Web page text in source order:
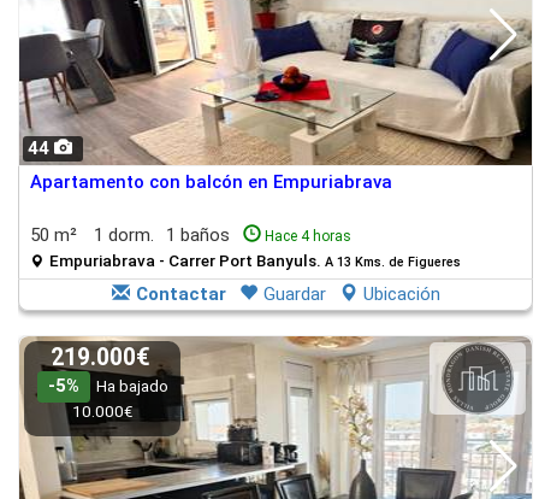
44
Apartamento con balcón en Empuriabrava
50 m² 1 dorm. 1 baños Hace 4 horas
Empuriabrava - Carrer Port Banyuls. A 13 Kms. de Figueres
Contactar Guardar Ubicación
219.000€
-5%
Ha bajado
10.000€